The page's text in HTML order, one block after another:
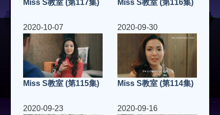
Miss S教室 (第117集) Miss S教室 (第116集)
2020-10-07
Miss S教室 (第115集)
2020-09-30
Miss S教室 (第114集)
2020-09-23 2020-09-16